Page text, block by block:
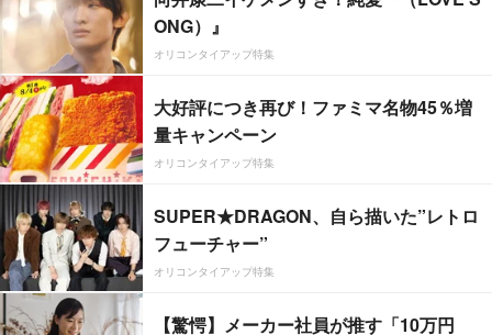
ONG）』
オリコンタイアップ特集
大好評につき再び！ファミマ名物45％増
量キャンペーン
オリコンタイアップ特集
SUPER★DRAGON、自ら描いた”レトロ
フューチャー”
オリコンタイアップ特集
【驚愕】メーカー社員が推す「10万円